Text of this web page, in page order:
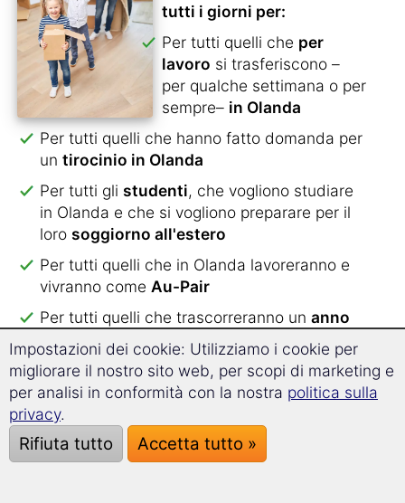
tutti i giorni per:
Per tutti quelli che per
lavoro si trasferiscono –
per qualche settimana o per
sempre– in Olanda
Per tutti quelli che hanno fatto domanda per
un tirocinio in Olanda
Per tutti gli studenti, che vogliono studiare
in Olanda e che si vogliono preparare per il
loro soggiorno all'estero
Per tutti quelli che in Olanda lavoreranno e
vivranno come Au-Pair
Per tutti quelli che trascorreranno un anno
scolastico in Olanda
Per tutti quelli che per amore lasciano il
proprio paeseper sposarsie formare una
famiglia
Per tutti quelli che trascorreranno una
vacanza in Olanda
Impostazioni dei cookie: Utilizziamo i cookie per
migliorare il nostro sito web, per scopi di marketing e
per analisi in conformità con la nostra politica sulla
privacy.
Rifiuta tutto Accetta tutto »